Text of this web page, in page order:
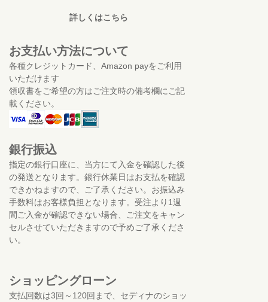
詳しくはこちら
お支払い方法について
各種クレジットカード、Amazon payをご利用
いただけます
領収書をご希望の方はご注文時の備考欄にご記
載ください。
銀行振込
指定の銀行口座に、当方にて入金を確認した後
の発送となります。銀行休業日はお支払を確認
できかねますので、ご了承ください。お振込み
手数料はお客様負担となります。受注より1週
間ご入金が確認できない場合、ご注文をキャン
セルさせていただきますので予めご了承くださ
い。
ショッピングローン
支払回数は3回～120回まで、セディナのショッ